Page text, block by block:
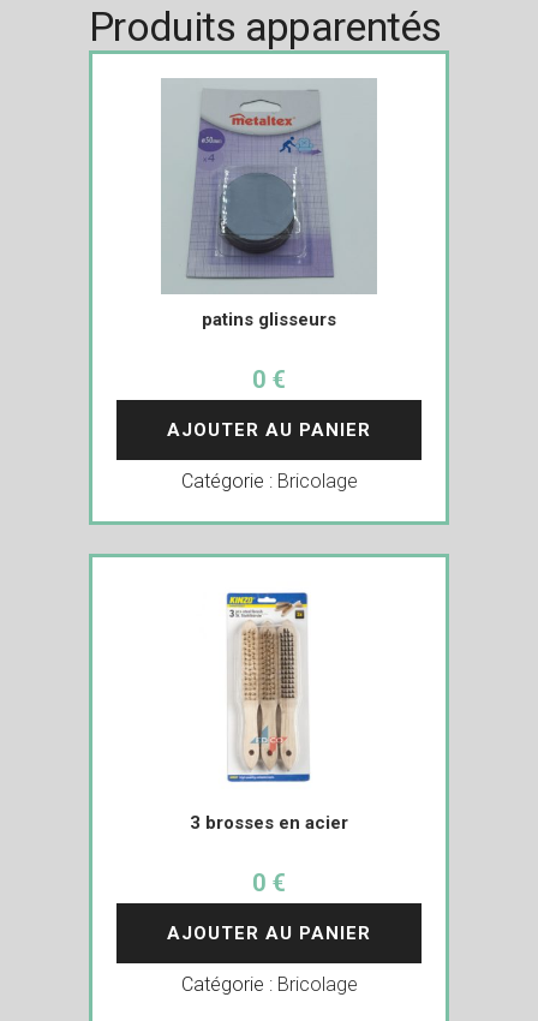
Produits apparentés
patins glisseurs
0 €
AJOUTER AU PANIER
Catégorie : Bricolage
3 brosses en acier
0 €
AJOUTER AU PANIER
Catégorie : Bricolage